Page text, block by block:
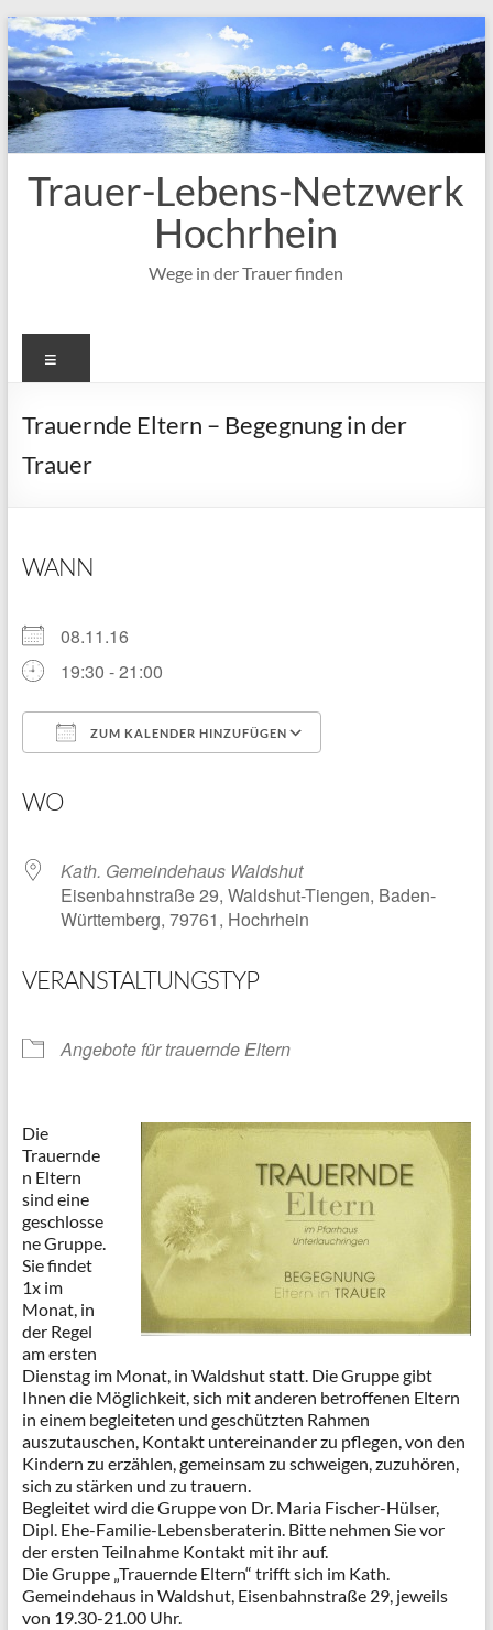
Zum
Inhalt
springen
Trauer-Lebens-Netzwerk
Hochrhein
Wege in der Trauer finden
Trauernde Eltern – Begegnung in der
Trauer
WANN
08.11.16
19:30 - 21:00
ZUM KALENDER HINZUFÜGEN
WO
Kath. Gemeindehaus Waldshut
Eisenbahnstraße 29, Waldshut-Tiengen, Baden-
Württemberg, 79761, Hochrhein
VERANSTALTUNGSTYP
Angebote für trauernde Eltern
Die
Trauernde
n Eltern
sind eine
geschlosse
ne Gruppe.
Sie findet
1x im
Monat, in
der Regel
am ersten
Dienstag im Monat, in Waldshut statt. Die Gruppe gibt
Ihnen die Möglichkeit, sich mit anderen betroffenen Eltern
in einem begleiteten und geschützten Rahmen
auszutauschen, Kontakt untereinander zu pflegen, von den
Kindern zu erzählen, gemeinsam zu schweigen, zuzuhören,
sich zu stärken und zu trauern.
Begleitet wird die Gruppe von Dr. Maria Fischer-Hülser,
Dipl. Ehe-Familie-Lebensberaterin. Bitte nehmen Sie vor
der ersten Teilnahme Kontakt mit ihr auf.
Die Gruppe „Trauernde Eltern“ trifft sich im Kath.
Gemeindehaus in Waldshut, Eisenbahnstraße 29, jeweils
von 19.30-21.00 Uhr.